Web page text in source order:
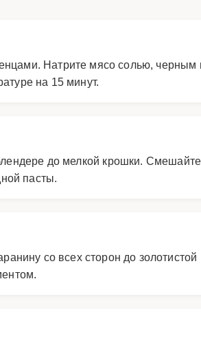
Натрите мясо солью, черным
на 15 минут.
до мелкой крошки.
пасты.
со всех сторон до